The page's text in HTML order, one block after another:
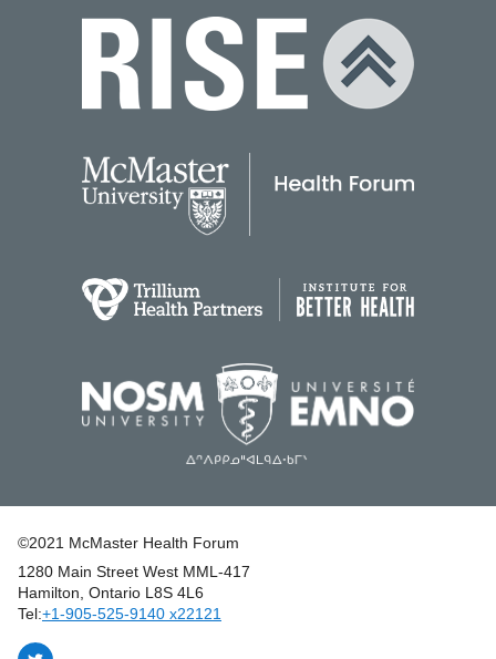
©2021 McMaster Health Forum
1280 Main Street West MML‑417
|Hamilton, Ontario L8S 4L6
|Tel:+1‑905‑525‑9140 x22121